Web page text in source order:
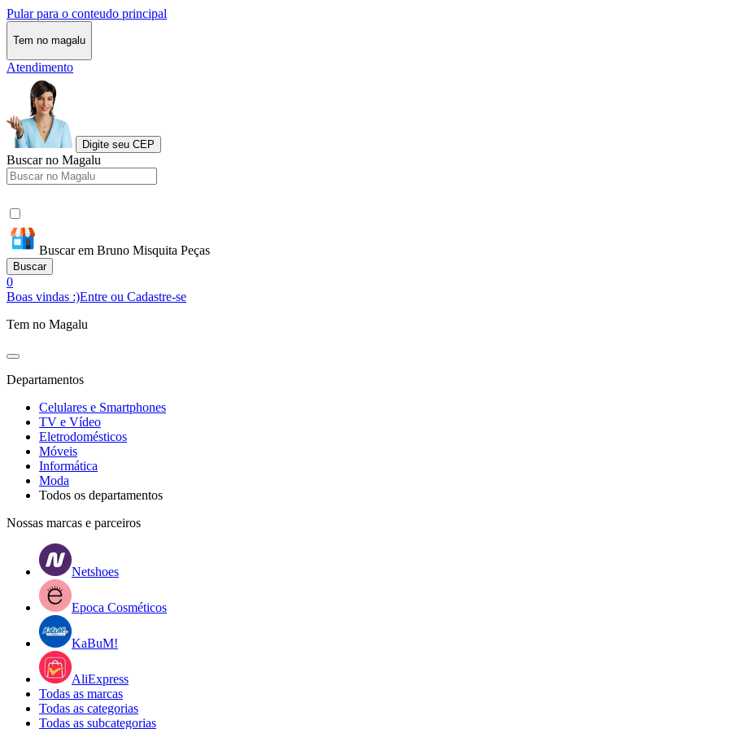
Pular para o conteudo principal
Tem no magalu
Atendimento
Digite seu CEP
Buscar no Magalu
Buscar em Bruno Misquita Peças
Buscar
0
Boas vindas :)Entre ou Cadastre-se
Tem no Magalu
Departamentos
Celulares e Smartphones
TV e Vídeo
Eletrodomésticos
Móveis
Informática
Moda
Todos os departamentos
Nossas marcas e parceiros
Netshoes
Epoca Cosméticos
KaBuM!
AliExpress
Todas as marcas
Todas as categorias
Todas as subcategorias